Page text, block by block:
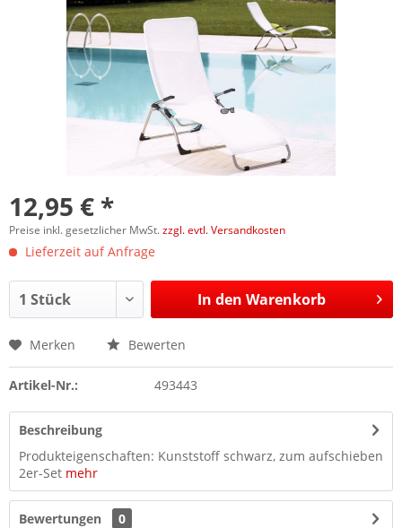
12,95 € *
Preise inkl. gesetzlicher MwSt.zzgl. evtl. Versandkosten
Lieferzeit auf Anfrage
In den Warenkorb
Merken Bewerten
Artikel-Nr.: 493443
Beschreibung
Produkteigenschaften: Kunststoff schwarz, zum aufschieben
2er-Set mehr
Bewertungen
0